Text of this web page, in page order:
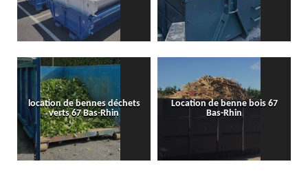
location de bennes déchets
verts 67 Bas-Rhin
Location de benne bois 67
Bas-Rhin